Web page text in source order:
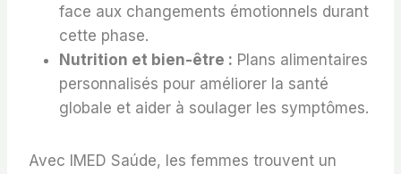
face aux changements émotionnels durant
cette phase.
Nutrition et bien-être : Plans alimentaires
personnalisés pour améliorer la santé
globale et aider à soulager les symptômes.
Avec IMED Saúde, les femmes trouvent un